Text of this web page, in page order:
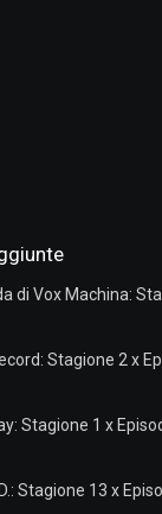
di Vox Machina:
Stagione 2 x
Stagione 1 x
Stagione 13 x